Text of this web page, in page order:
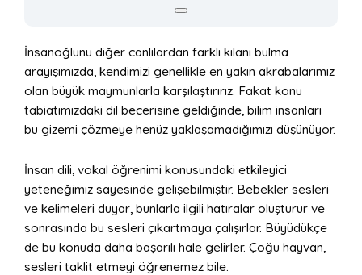
İnsanoğlunu diğer canlılardan farklı kılanı bulma
arayışımızda, kendimizi genellikle en yakın akrabalarımız
olan büyük maymunlarla karşılaştırırız. Fakat konu
tabiatımızdaki dil becerisine geldiğinde, bilim insanları
bu gizemi çözmeye henüz yaklaşamadığımızı düşünüyor.
İnsan dili, vokal öğrenimi konusundaki etkileyici
yeteneğimiz sayesinde gelişebilmiştir. Bebekler sesleri
ve kelimeleri duyar, bunlarla ilgili hatıralar oluşturur ve
sonrasında bu sesleri çıkartmaya çalışırlar. Büyüdükçe
de bu konuda daha başarılı hale gelirler. Çoğu hayvan,
sesleri taklit etmeyi öğrenemez bile.